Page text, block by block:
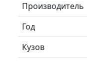
Производитель
Год
Кузов